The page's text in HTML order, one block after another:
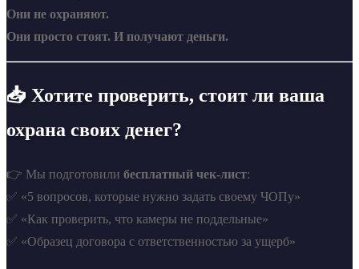
Они не охраняют.
Они просто стоят. И получают деньги.
📥 Хотите проверить, стоит ли ваша
охрана своих денег?
👉 Мы подготовили бесплатный чек-лист:
✅ «5 вопросов, которые нужно задать своему ЧОПу»
✅ «Как проверить, что камеры не поддельные»
✅ «Образец договора с ответственностью за ущерб»